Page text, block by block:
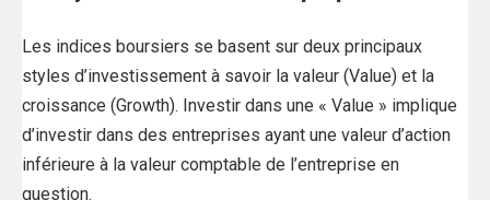
Les indices boursiers se basent sur deux principaux
styles d’investissement à savoir la valeur (Value) et la
croissance (Growth). Investir dans une « Value » implique
d’investir dans des entreprises ayant une valeur d’action
inférieure à la valeur comptable de l’entreprise en
question.